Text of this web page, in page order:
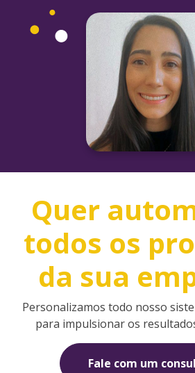
Quer
todos os
da sua
Personalizamos todo nosso
para impulsionar os
Fale com um